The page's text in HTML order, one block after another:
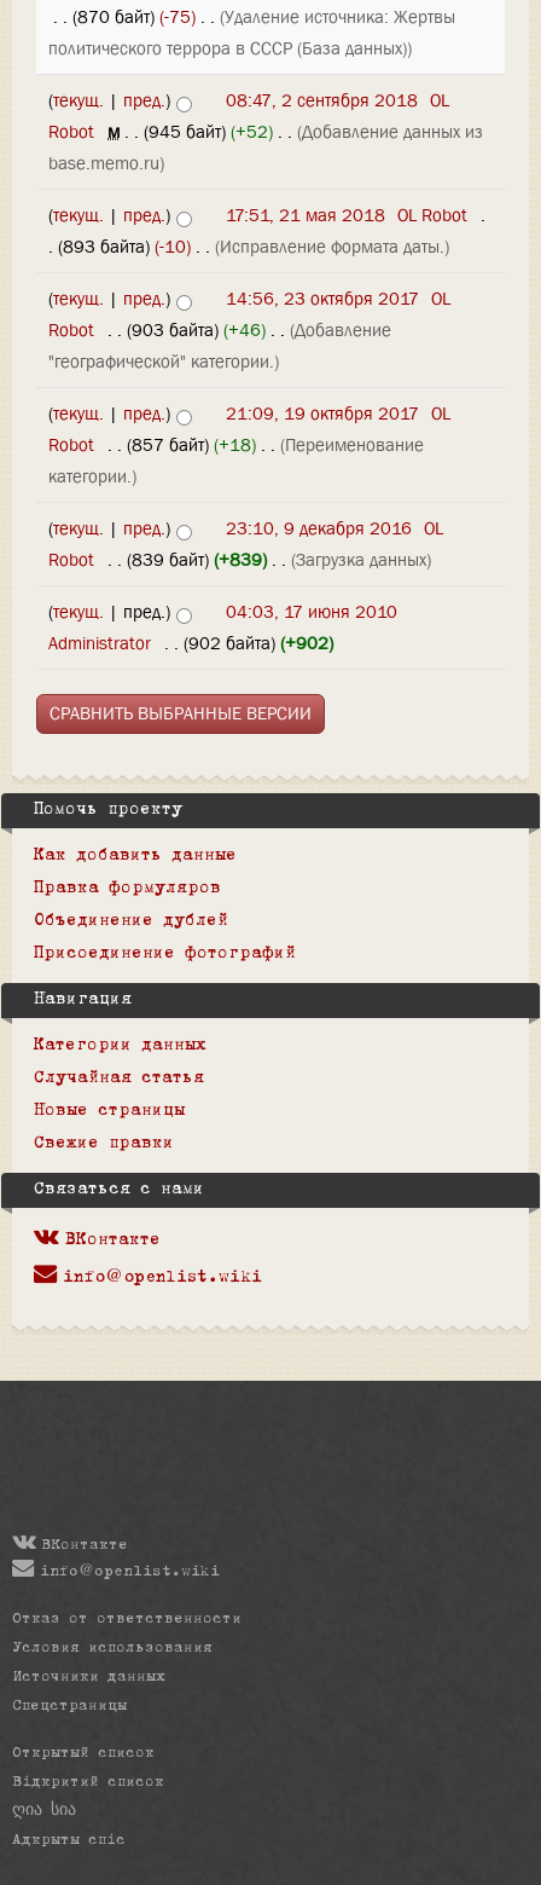
. . (870 байт) (-75) . . (Удаление источника: Жертвы
политического террора в СССР (База данных))
(текущ. | пред.) 08:47, 2 сентября 2018 OL
Robot ‎м . . (945 байт) (+52) . . (Добавление данных из
base.memo.ru)
(текущ. | пред.) 17:51, 21 мая 2018 OL Robot .
. (893 байта) (-10) . . (Исправление формата даты.)
(текущ. | пред.) 14:56, 23 октября 2017 OL
Robot . . (903 байта) (+46) . . (Добавление
"географической" категории.)
(текущ. | пред.) 21:09, 19 октября 2017 OL
Robot . . (857 байт) (+18) . . (Переименование
категории.)
(текущ. | пред.) 23:10, 9 декабря 2016 OL
Robot . . (839 байт) (+839)‎ . . (Загрузка данных)
(текущ. | пред.)
04:03, 17 июня 2010
Administrator . . (902 байта) (+902)
Помочь проекту
Как добавить данные
Правка формуляров
Объединение дублей
Присоединение фотографий
Навигация
Категории данных
Случайная статья
Новые страницы
Свежие правки
Связаться с нами
ВКонтакте
info@openlist.wiki
ВКонтакте
info@openlist.wiki
Отказ от ответственности
Условия использования
Источники данных
Спецстраницы
Открытый список
Відкритий список
ღია სია
Адкрыты спіс